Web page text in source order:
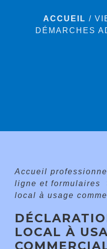
ACCUEIL /
DÉMARCHES
Accueil
ligne et formulaires
local à usage
LOCAL À